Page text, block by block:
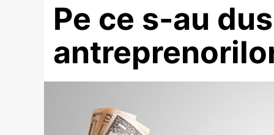
Pe ce s-au